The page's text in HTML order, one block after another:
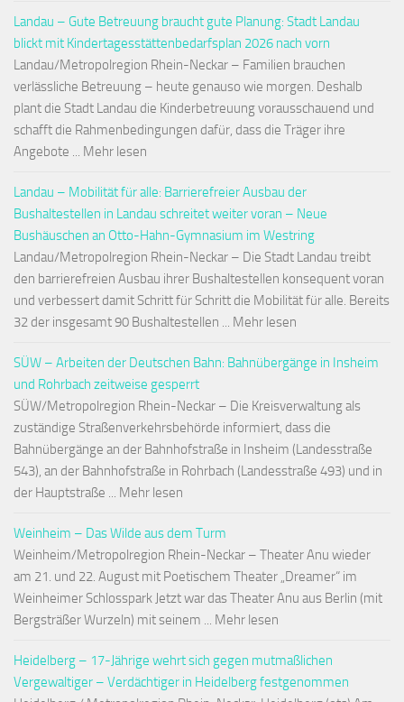
Landau – Gute Betreuung braucht gute Planung: Stadt Landau
blickt mit Kindertagesstättenbedarfsplan 2026 nach vorn
Landau/Metropolregion Rhein-Neckar – Familien brauchen
verlässliche Betreuung – heute genauso wie morgen. Deshalb
plant die Stadt Landau die Kinderbetreuung vorausschauend und
schafft die Rahmenbedingungen dafür, dass die Träger ihre
Angebote ... Mehr lesen
Landau – Mobilität für alle: Barrierefreier Ausbau der
Bushaltestellen in Landau schreitet weiter voran – Neue
Bushäuschen an Otto-Hahn-Gymnasium im Westring
Landau/Metropolregion Rhein-Neckar – Die Stadt Landau treibt
den barrierefreien Ausbau ihrer Bushaltestellen konsequent voran
und verbessert damit Schritt für Schritt die Mobilität für alle. Bereits
32 der insgesamt 90 Bushaltestellen ... Mehr lesen
SÜW – Arbeiten der Deutschen Bahn: Bahnübergänge in Insheim
und Rohrbach zeitweise gesperrt
SÜW/Metropolregion Rhein-Neckar – Die Kreisverwaltung als
zuständige Straßenverkehrsbehörde informiert, dass die
Bahnübergänge an der Bahnhofstraße in Insheim (Landesstraße
543), an der Bahnhofstraße in Rohrbach (Landesstraße 493) und in
der Hauptstraße ... Mehr lesen
Weinheim – Das Wilde aus dem Turm
Weinheim/Metropolregion Rhein-Neckar – Theater Anu wieder
am 21. und 22. August mit Poetischem Theater „Dreamer“ im
Weinheimer Schlosspark Jetzt war das Theater Anu aus Berlin (mit
Bergsträßer Wurzeln) mit seinem ... Mehr lesen
Heidelberg – 17-Jährige wehrt sich gegen mutmaßlichen
Vergewaltiger – Verdächtiger in Heidelberg festgenommen